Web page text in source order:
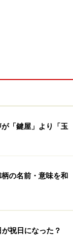
が「鍵屋」より「玉
柄の名前・意味を和
祝日になった？